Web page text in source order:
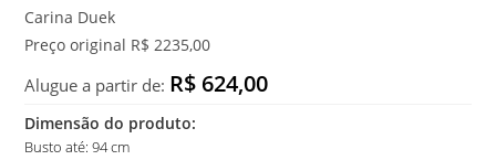
Carina Duek
Preço original R$ 2235,00
Alugue a partir de: R$ 624,00
Dimensão do produto:
Busto até: 94 cm